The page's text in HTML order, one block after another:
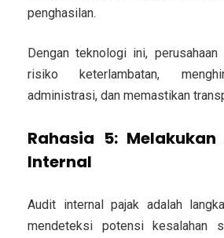
penghasilan.
Dengan teknologi ini, perusahaan
risiko keterlambatan,
administrasi, dan memastikan
Rahasia 5:
Internal
Audit internal pajak adalah
mendeteksi potensi kesalahan